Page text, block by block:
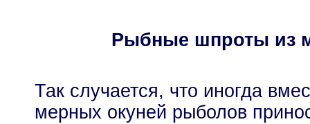
Рыбные шпроты из
Так случается, что иногда
мерных окуней рыболов